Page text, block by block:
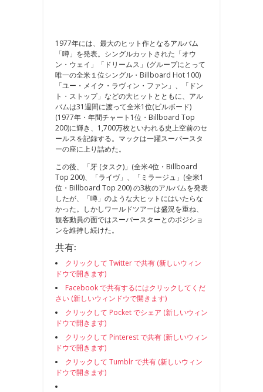
1977年には、最大のヒット作となるアルバム
「噂」を発表。シングルカットされた「オウ
ン・ウェイ」「ドリームス」(グループにとって
唯一の全米１位シングル・Billboard Hot 100)
「ユー・メイク・ラヴィン・ファン」、「ドン
ト・ストップ」などの大ヒットとともに、アル
バムは31週間に渡って全米1位(ビルボード)
(1977年・年間チャート1位・Billboard Top
200)に輝き、1,700万枚といわれる史上空前のセ
ールスを記録する。マックは一躍スーパースタ
ーの座に上り詰めた。
この後、「牙 (タスク)」(全米4位・Billboard
Top 200)、「ライヴ」、「ミラージュ」(全米1
位・Billboard Top 200) の3枚のアルバムを発表
したが、「噂」のような大ヒットにはいたらな
かった。しかしワールドツアーは盛況を重ね、
観客動員の面ではスーパースターとのポジショ
ンを維持し続けた。
共有:
クリックして Twitter で共有 (新しいウィン
ドウで開きます)
Facebook で共有するにはクリックしてくだ
さい (新しいウィンドウで開きます)
クリックして Pocket でシェア (新しいウィン
ドウで開きます)
クリックして Pinterest で共有 (新しいウィン
ドウで開きます)
クリックして Tumblr で共有 (新しいウィン
ドウで開きます)